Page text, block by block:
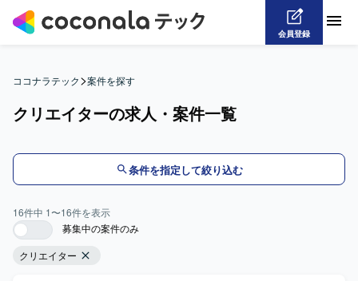
会員登録
ココナラテック>案件を探す
クリエイターの求人・案件一覧
条件を指定して絞り込む
16件中 1〜16件を表示
募集中の案件のみ
クリエイター